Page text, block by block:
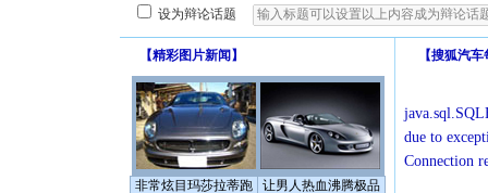
设为辩论话题
【精彩图片新闻 】
非常炫目玛莎拉蒂跑
让男人热血沸腾极品
【搜狐汽车
due to
Connection